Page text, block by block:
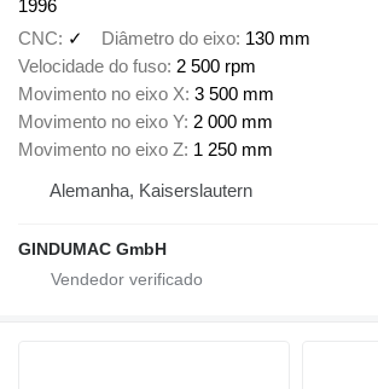
1996
CNC
✓ Diâmetro do eixo 130 mm
Velocidade do fuso 2 500 rpm
Movimento no eixo X 3 500 mm
Movimento no eixo Y 2 000 mm
Movimento no eixo Z 1 250 mm
Alemanha, Kaiserslautern
GINDUMAC GmbH